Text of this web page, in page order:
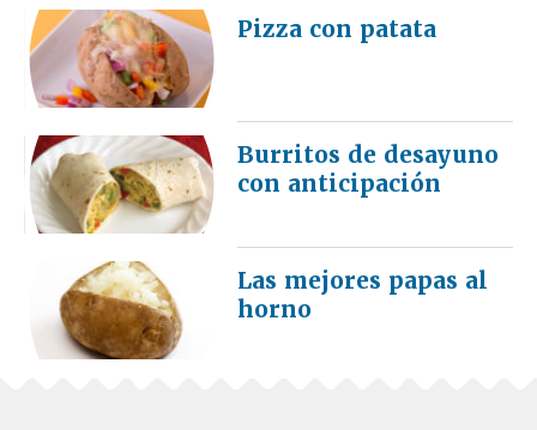
Pizza con patata
Burritos de desayuno
con anticipación
Las mejores papas al
horno